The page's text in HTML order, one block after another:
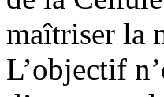
maîtriser la
L’objectif